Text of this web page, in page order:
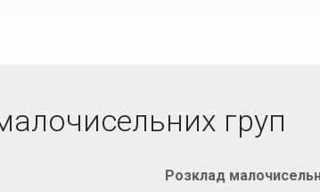
груп
Розклад